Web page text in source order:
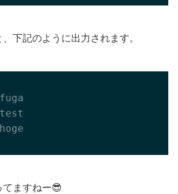
、下記のように出力されます。
てますねー😎